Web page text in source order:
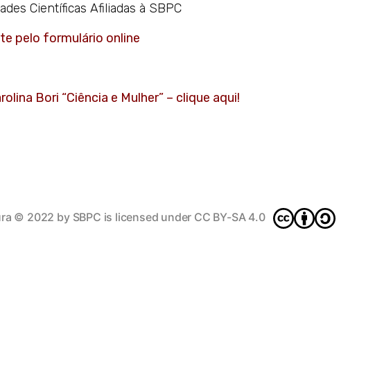
Científicas Afiliadas à SBPC
pelo formulário online
Bori “Ciência e Mulher” – clique aqui!
© 2022 by SBPC is licensed under CC BY-SA 4.0